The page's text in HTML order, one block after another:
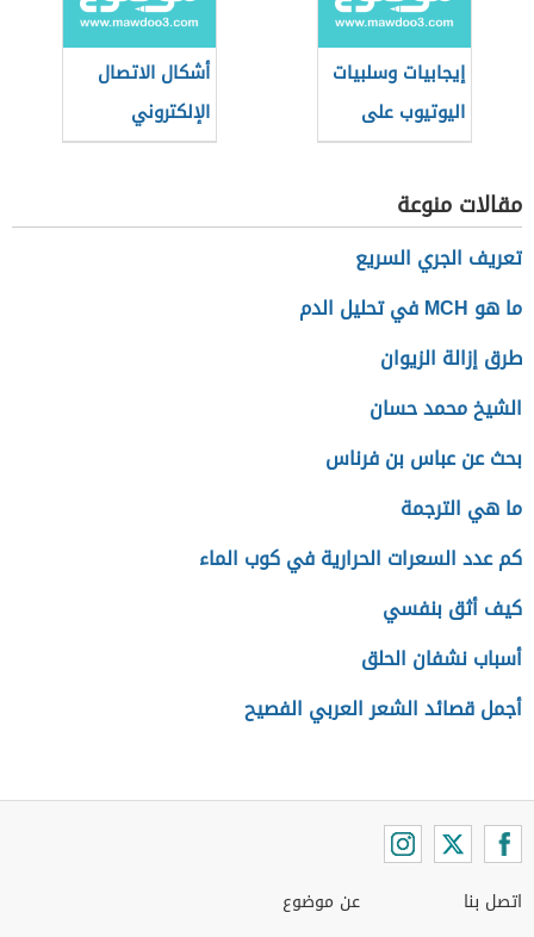
إيجابيات وسلبيات
اليوتيوب على
الأطفال
أشكال الاتصال
الإلكتروني
مقالات منوعة
تعريف الجري السريع
ما هو MCH في تحليل الدم
طرق إزالة الزيوان
الشيخ محمد حسان
بحث عن عباس بن فرناس
ما هي الترجمة
كم عدد السعرات الحرارية في كوب الماء
كيف أثق بنفسي
أسباب نشفان الحلق
أجمل قصائد الشعر العربي الفصيح
اتصل بنا
عن موضوع